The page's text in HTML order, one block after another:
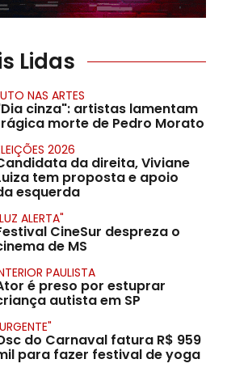
Lidas
NAS ARTES
cinza": artistas lamentam
morte de Pedro Morato
2026
da direita, Viviane
tem proposta e apoio
esquerda
ALERTA"
CineSur despreza o
de MS
PAULISTA
é preso por estuprar
autista em SP
do Carnaval fatura R$ 959
para fazer festival de yoga